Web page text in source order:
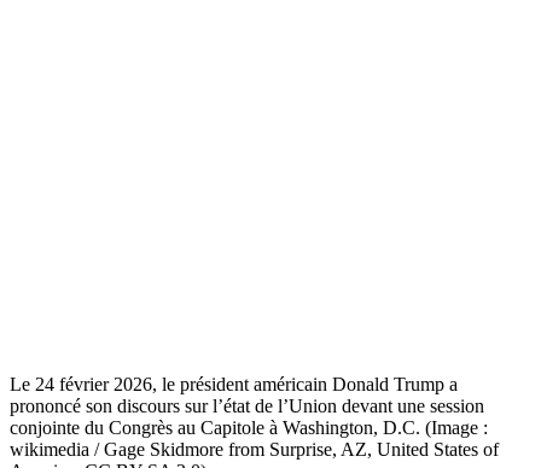
Le 24 février 2026, le président américain Donald Trump a
prononcé son discours sur l’état de l’Union devant une session
conjointe du Congrès au Capitole à Washington, D.C. (Image :
wikimedia / Gage Skidmore from Surprise, AZ, United States of